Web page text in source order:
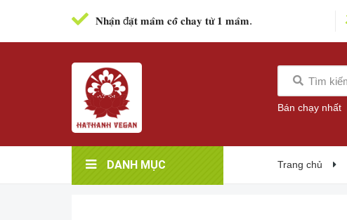
𝐍𝐡𝐚̣̂𝐧 đ𝐚̣̆𝐭 𝐦𝐚̂𝐦 𝐜𝐨̂̃ 𝐜𝐡𝐚𝐲 𝐭𝐮̛̀ 𝟏 𝐦𝐚̂𝐦.
Bán chạy nhất
DANH MỤC Trang chủ